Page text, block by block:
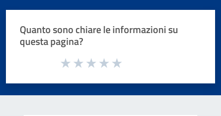
Quanto sono chiare le informazioni su
questa pagina?
Valuta da 1 a 5 stelle la pagina